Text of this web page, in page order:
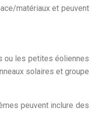
matériaux et peuvent
ou les petites éoliennes
solaires et groupe
peuvent inclure des